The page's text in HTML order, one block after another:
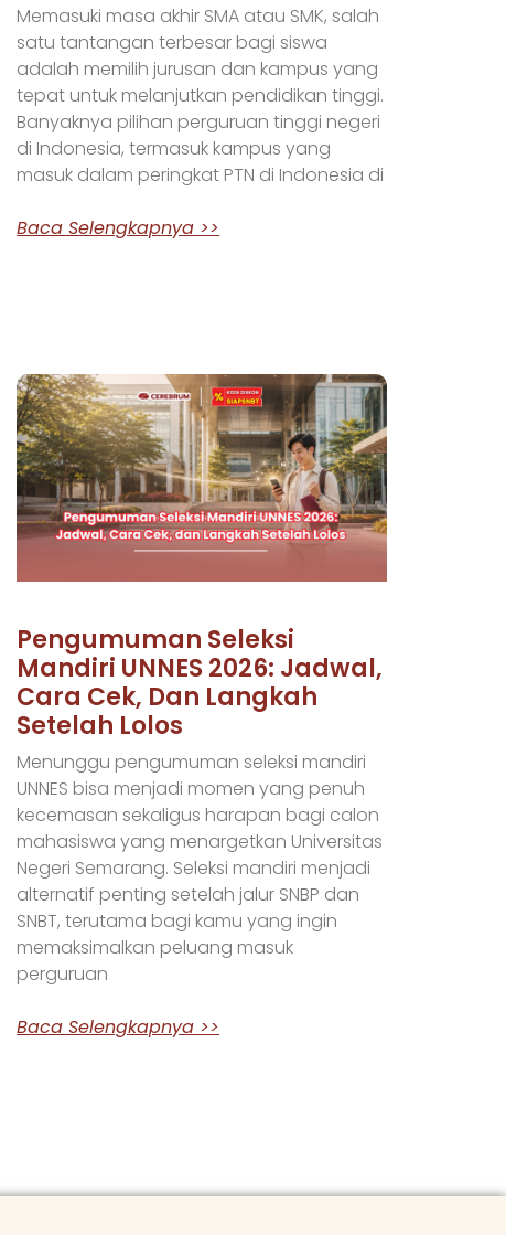
Memasuki masa akhir SMA atau SMK, salah
satu tantangan terbesar bagi siswa
adalah memilih jurusan dan kampus yang
tepat untuk melanjutkan pendidikan tinggi.
Banyaknya pilihan perguruan tinggi negeri
di Indonesia, termasuk kampus yang
masuk dalam peringkat PTN di Indonesia di
Baca Selengkapnya >>
Pengumuman Seleksi
Mandiri UNNES 2026: Jadwal,
Cara Cek, Dan Langkah
Setelah Lolos
Menunggu pengumuman seleksi mandiri
UNNES bisa menjadi momen yang penuh
kecemasan sekaligus harapan bagi calon
mahasiswa yang menargetkan Universitas
Negeri Semarang. Seleksi mandiri menjadi
alternatif penting setelah jalur SNBP dan
SNBT, terutama bagi kamu yang ingin
memaksimalkan peluang masuk
perguruan
Baca Selengkapnya >>